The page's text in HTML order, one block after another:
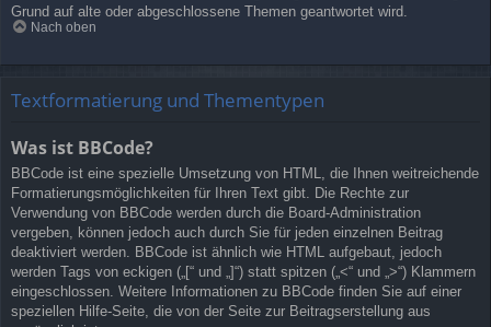
Grund auf alte oder abgeschlossene Themen geantwortet wird.
Nach oben
Textformatierung und Thementypen
Was ist BBCode?
BBCode ist eine spezielle Umsetzung von HTML, die Ihnen weitreichende
Formatierungsmöglichkeiten für Ihren Text gibt. Die Rechte zur
Verwendung von BBCode werden durch die Board-Administration
vergeben, können jedoch auch durch Sie für jeden einzelnen Beitrag
deaktiviert werden. BBCode ist ähnlich wie HTML aufgebaut, jedoch
werden Tags von eckigen („[“ und „]“) statt spitzen („<“ und „>“) Klammern
eingeschlossen. Weitere Informationen zu BBCode finden Sie auf einer
speziellen Hilfe-Seite, die von der Seite zur Beitragserstellung aus